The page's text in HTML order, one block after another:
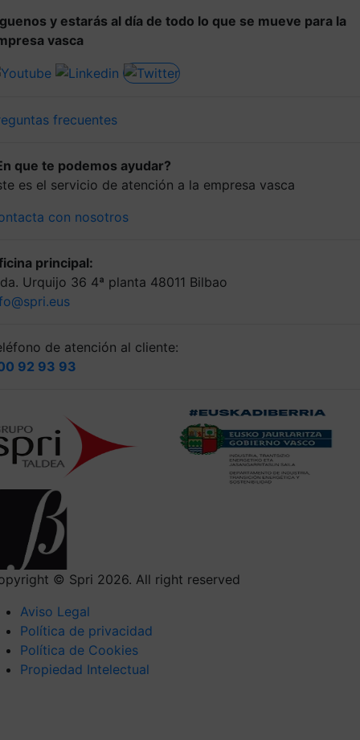
y estarás al día de todo lo que se mueve para la
vasca
frecuentes
que te podemos ayudar?
es el servicio de atención a la empresa vasca
con nosotros
principal:
Urquijo 36 4ª planta 48011 Bilbao
de atención al cliente:
92 93 93
© Spri 2026. All right reserved
Aviso Legal
Política de privacidad
Política de Cookies
Propiedad Intelectual